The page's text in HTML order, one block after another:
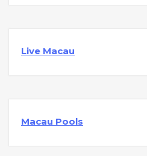
Live Macau
Macau Pools